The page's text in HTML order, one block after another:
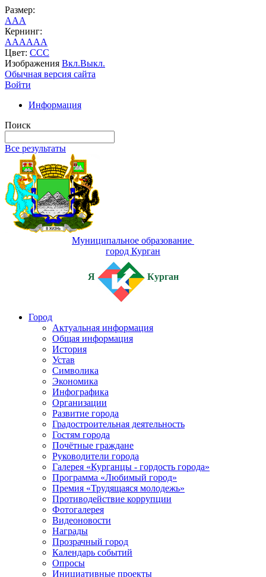
Размер:
AAA
Кернинг:
AAAAAA
Цвет: CCC
Изображения Вкл.Выкл.
Обычная версия сайта
Войти
Информация
Поиск
Все результаты
Муниципальное образование
город Курган
Я Курган
Город
Актуальная информация
Общая информация
История
Устав
Символика
Экономика
Инфографика
Организации
Развитие города
Градостроительная деятельность
Гостям города
Почётные граждане
Руководители города
Галерея «Курганцы - гордость города»
Программа «Любимый город»
Премия «Трудящаяся молодежь»
Противодействие коррупции
Фотогалерея
Видеоновости
Награды
Прозрачный город
Календарь событий
Опросы
Инициативные проекты